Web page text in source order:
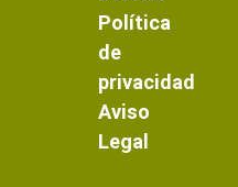
Política
de
privacidad
Aviso
Legal